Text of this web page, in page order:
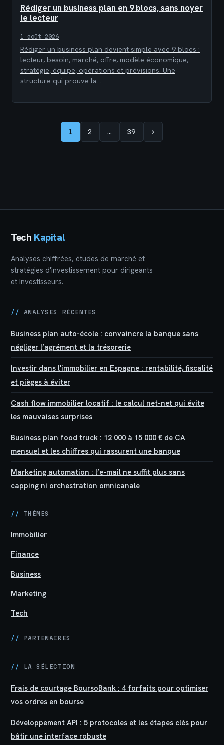
Rédiger un business plan en 9 blocs, sans noyer
le lecteur
1 août 2026
Rédiger un business plan devient simple avec 9 blocs :
lecteur, besoin, marché, offre, modèle économique,
stratégie, équipe, opérations et prévisions. Une
structure qui prouve la…
1 2 … 39 ›
Tech Kapital
Analyses chiffrées, études de marché et
stratégies d'investissement pour dirigeants
et investisseurs.
// ANALYSES RÉCENTES
Business plan auto-école : convaincre la banque sans
négliger l’agrément et la trésorerie
Investir dans l'immobilier en Espagne : rentabilité, fiscalité
et pièges à éviter
Cash flow immobilier locatif : le calcul net-net qui évite
les mauvaises surprises
Business plan food truck : 12 000 à 15 000 € de CA
mensuel et les chiffres qui rassurent une banque
Marketing automation : l’e-mail ne suffit plus sans
capping ni orchestration omnicanale
// THÈMES
Immobilier
Finance
Business
Marketing
Tech
// PARTENAIRES
// LA SÉLECTION
Frais de courtage BoursoBank : 4 forfaits pour optimiser
vos ordres en bourse
Développement API : 5 protocoles et les étapes clés pour
bâtir une interface robuste